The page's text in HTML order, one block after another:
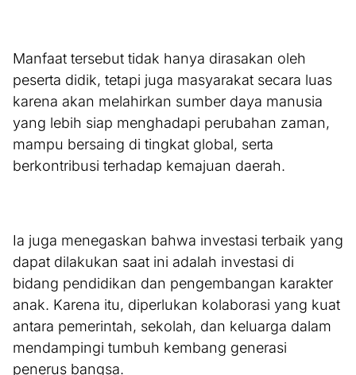
Manfaat tersebut tidak hanya dirasakan oleh
peserta didik, tetapi juga masyarakat secara luas
karena akan melahirkan sumber daya manusia
yang lebih siap menghadapi perubahan zaman,
mampu bersaing di tingkat global, serta
berkontribusi terhadap kemajuan daerah.
Ia juga menegaskan bahwa investasi terbaik yang
dapat dilakukan saat ini adalah investasi di
bidang pendidikan dan pengembangan karakter
anak. Karena itu, diperlukan kolaborasi yang kuat
antara pemerintah, sekolah, dan keluarga dalam
mendampingi tumbuh kembang generasi
penerus bangsa.